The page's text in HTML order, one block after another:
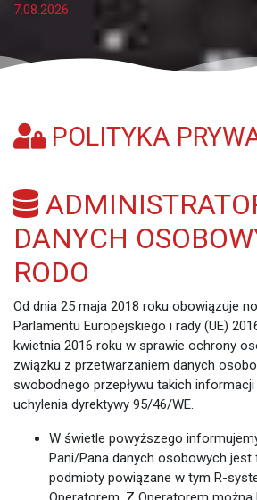
7.08.2026
POLITYKA
DANYCH
RODO
Od dnia 25 maja 2018 roku obowiązuje
Parlamentu Europejskiego i rady (UE)
kwietnia 2016 roku w sprawie ochrony
związku z przetwarzaniem danych
swobodnego przepływu takich informacji
uchylenia dyrektywy 95/46/WE.
W świetle powyższego
Pani/Pana danych osobowych jest
podmioty powiązane w tym R-